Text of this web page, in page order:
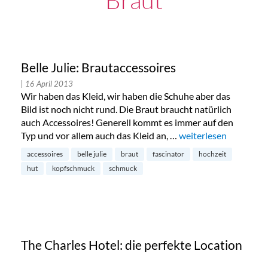
Belle Julie: Brautaccessoires
| 16 April 2013
Wir haben das Kleid, wir haben die Schuhe aber das
Bild ist noch nicht rund. Die Braut braucht natürlich
auch Accessoires! Generell kommt es immer auf den
Typ und vor allem auch das Kleid an, … „Belle Julie:
weiterlesen
accessoires belle julie braut fascinator
hochzeit
hut
kopfschmuck schmuck
The Charles Hotel: die perfekte Location